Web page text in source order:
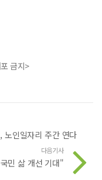
금지>
노인일자리 주간 연다
다음기사
민 삶 개선 기대"